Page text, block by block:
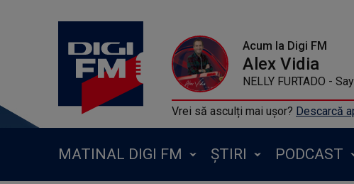
Acum la Digi FM
Alex Vidia
NELLY FURTADO -
Vrei să asculți mai ușor? Descarcă
MATINAL DIGI FM ȘTIRI PODCAST